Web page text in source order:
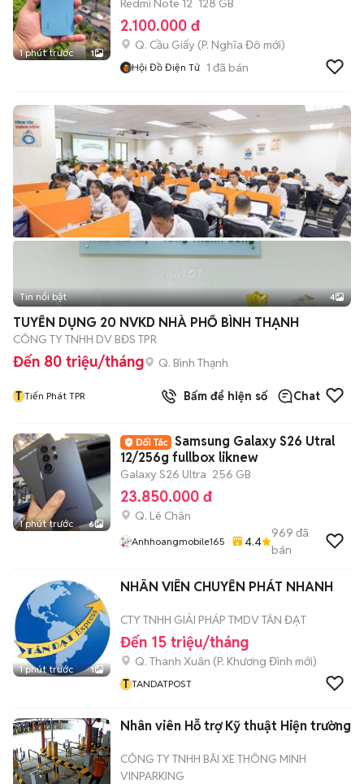
1 phút trước 1
Redmi Note 12 128 GB
2.100.000 đ
Q. Cầu Giấy (P. Nghĩa Đô mới)
Hội Đồ Điện Tử 1 đã bán
Tin nổi bật 4
TUYỂN DỤNG 20 NVKD NHÀ PHỐ BÌNH THẠNH
CÔNG TY TNHH DV BĐS TPR
Đến 80 triệu/tháng Q. Bình Thạnh
T Tiến Phát TPR Bấm để hiện số Chat
1 phút trước 6
Samsung Galaxy S26 Utral
12/256g fullbox liknew
Galaxy S26 Ultra 256 GB
23.850.000 đ
Q. Lê Chân
Anhhoangmobile165 4.4
969 đã
bán
1 phút trước 1
NHÂN VIÊN CHUYỂN PHÁT NHANH
CTY TNHH GIẢI PHÁP TMDV TÂN ĐẠT
Đến 15 triệu/tháng
Q. Thanh Xuân (P. Khương Đình mới)
T TANDATPOST
Nhân viên Hỗ trợ Kỹ thuật Hiện trường
CÔNG TY TNHH BÃI XE THÔNG MINH
VINPARKING